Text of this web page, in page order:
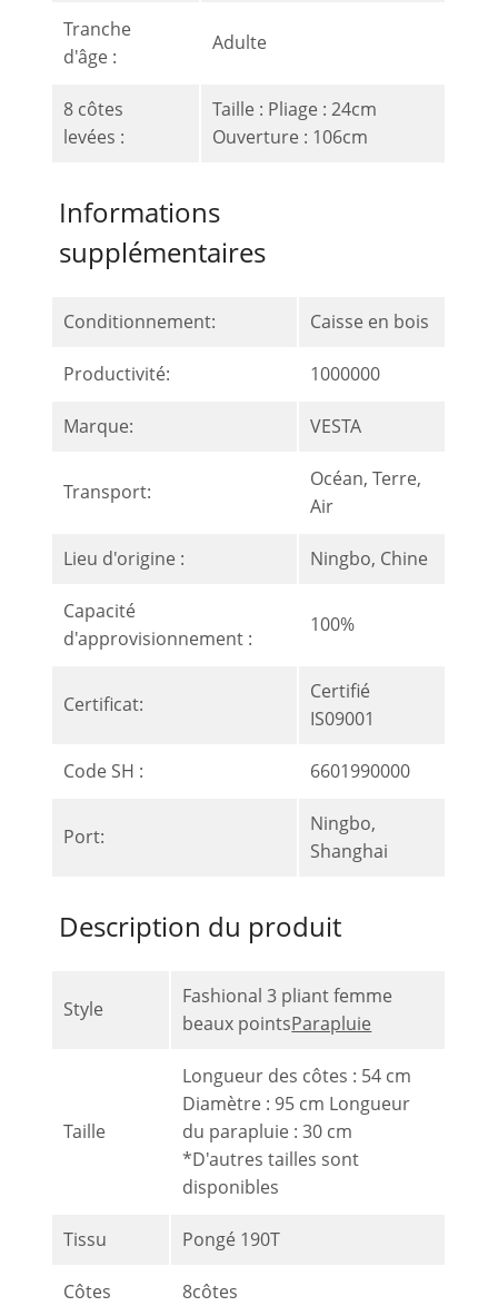
Tranche
d'âge :
Adulte
8 côtes
levées :
Taille : Pliage : 24cm
Ouverture : 106cm
Informations
supplémentaires
Conditionnement: Caisse en bois
Productivité: 1000000
Marque: VESTA
Transport:
Océan, Terre,
Air
Lieu d'origine : Ningbo, Chine
Capacité
d'approvisionnement :
100%
Certificat:
Certifié
IS09001
Code SH : 6601990000
Port:
Ningbo,
Shanghai
Description du produit
Style
Fashional 3 pliant femme
beaux pointsParapluie
Taille
Longueur des côtes : 54 cm
Diamètre : 95 cm Longueur
du parapluie : 30 cm
*D'autres tailles sont
disponibles
Tissu Pongé 190T
Côtes 8côtes